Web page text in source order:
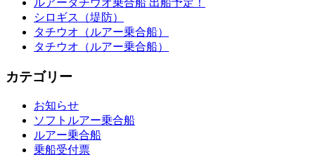
ルアータチウオ乗合船 出船予定！
シロギス（堤防）
タチウオ（ルアー乗合船）
タチウオ（ルアー乗合船）
カテゴリー
お知らせ
ソフトルアー乗合船
ルアー乗合船
乗船受付票